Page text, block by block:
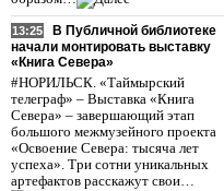
13:25
В Публичной библиотеке
начали монтировать выставку
«Книга Севера»
#НОРИЛЬСК. «Таймырский
телеграф» – Выставка «Книга
Севера» – завершающий этап
большого межмузейного проекта
«Освоение Севера: тысяча лет
успеха». Три сотни уникальных
артефактов расскажут свои…